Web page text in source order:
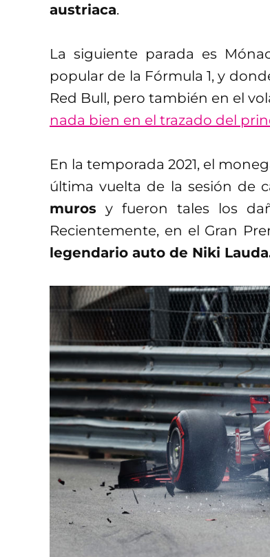
austriaca.
La siguiente parada es
popular de la Fórmula 1, y
Red Bull, pero también en el
nada bien en el trazado del
En la temporada 2021, el
última vuelta de la sesión de
muros y fueron tales los
Recientemente, en el Gran
legendario auto de Niki